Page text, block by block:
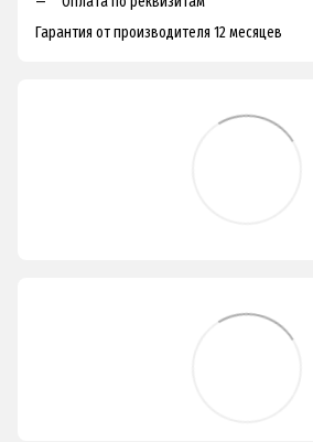
Гарантия от производителя 12 месяцев